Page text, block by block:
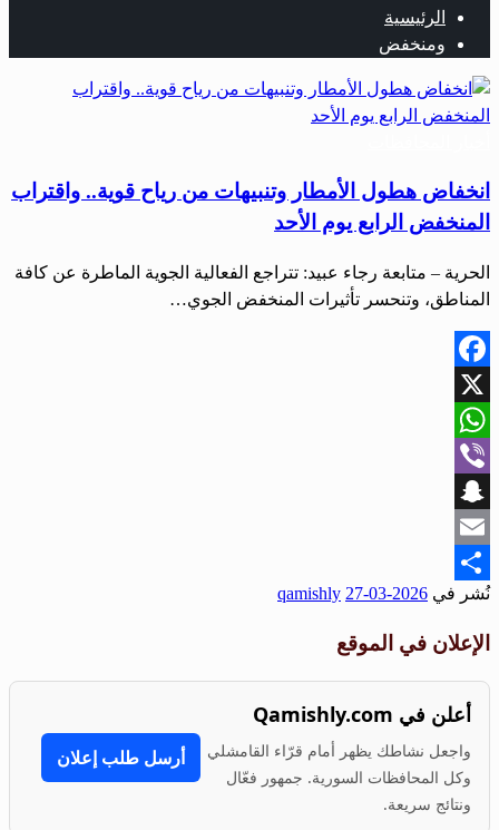
الرئيسية
ومنخفض
انخفاض هطول الأمطار وتنبيهات من رياح قوية.. واقتراب
المنخفض الرابع يوم الأحد
الحرية – متابعة رجاء عبيد: تتراجع الفعالية الجوية الماطرة عن كافة
المناطق، وتنحسر تأثيرات المنخفض الجوي…
Facebook
X
WhatsApp
Viber
Snapchat
Email
Share
نُشر في 2026-03-27
qamishly
الإعلان في الموقع
أعلن في Qamishly.com
واجعل نشاطك يظهر أمام قرّاء القامشلي
وكل المحافظات السورية. جمهور فعّال
ونتائج سريعة.
أرسل طلب إعلان